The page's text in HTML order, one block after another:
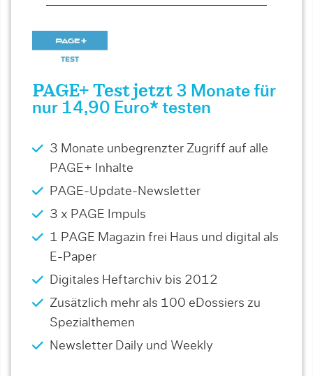
PAGE+ Test jetzt 3 Monate für
nur 14,90 Euro* testen
3 Monate unbegrenzter Zugriff auf alle
PAGE+ Inhalte
PAGE-Update-Newsletter
3 x PAGE Impuls
1 PAGE Magazin frei Haus und digital als
E-Paper
Digitales Heftarchiv bis 2012
Zusätzlich mehr als 100 eDossiers zu
Spezialthemen
Newsletter Daily und Weekly